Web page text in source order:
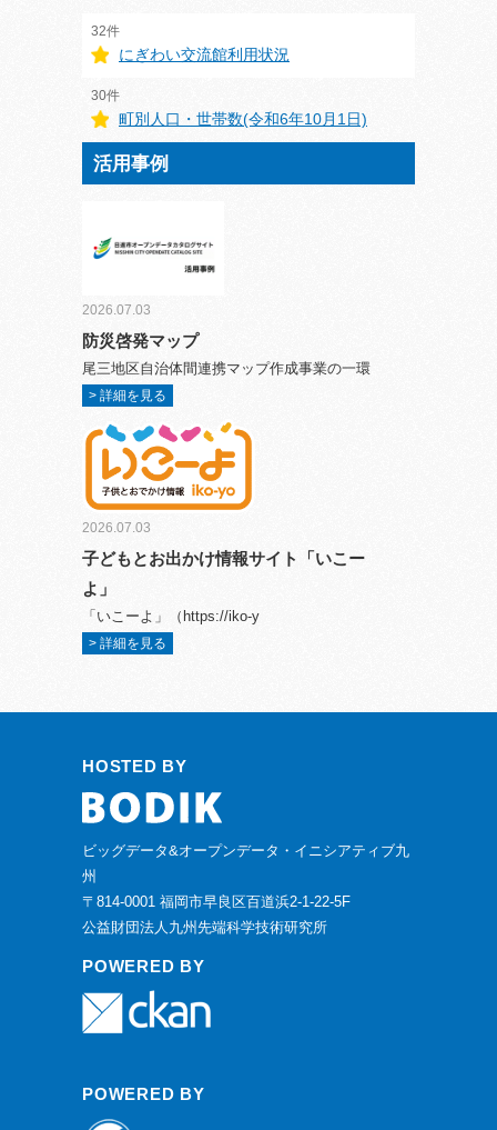
32件
にぎわい交流館利用状況
30件
町別人口・世帯数(令和6年10月1日)
活用事例
2026.07.03
防災啓発マップ
尾三地区自治体間連携マップ作成事業の一環
> 詳細を見る
2026.07.03
子どもとお出かけ情報サイト「いこー
よ」
「いこーよ」（https://iko-y
> 詳細を見る
HOSTED BY
ビッグデータ&オープンデータ・イニシアティブ九
州
〒814-0001 福岡市早良区百道浜2-1-22-5F
公益財団法人九州先端科学技術研究所
POWERED BY
POWERED BY